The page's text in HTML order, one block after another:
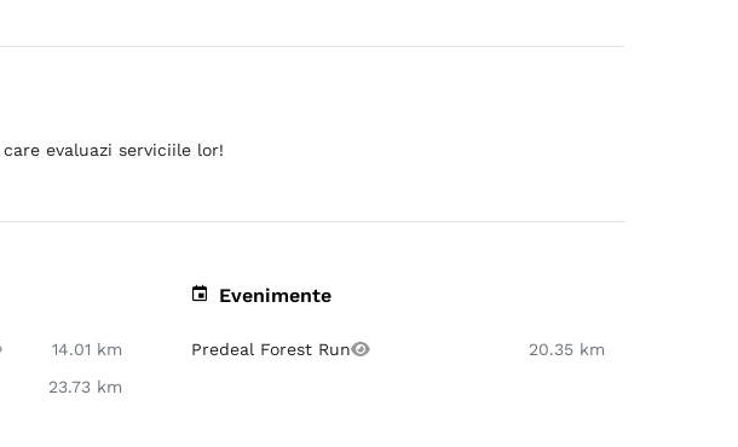
evaluazi serviciile lor!
14.01 km
23.73 km
Evenimente
Predeal Forest Run 20.35 km